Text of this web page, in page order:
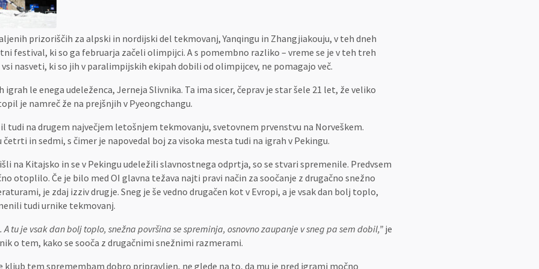
prizoriščih za alpski in nordijski del tekmovanj, Yanqingu in Zhangjiakouju, v teh dneh
festival, ki so ga februarja začeli olimpijci. A s pomembno razliko – vreme se je v teh treh
nasveti, ki so jih v paralimpijskih ekipah dobili od olimpijcev, ne pomagajo več.
le enega udeleženca, Jerneja Slivnika. Ta ima sicer, čeprav je star šele 21 let, že veliko
je namreč že na prejšnjih v Pyeongchangu.
tudi na drugem največjem letošnjem tekmovanju, svetovnem prvenstvu na Norveškem.
in sedmi, s čimer je napovedal boj za visoka mesta tudi na igrah v Pekingu.
na Kitajsko in se v Pekingu udeležili slavnostnega odprtja, so se stvari spremenile. Predvsem
otoplilo. Če je bilo med OI glavna težava najti pravi način za soočanje z drugačno snežno
je zdaj izziv drugje. Sneg je še vedno drugačen kot v Evropi, a je vsak dan bolj toplo,
tudi urnike tekmovanj.
tu je vsak dan bolj toplo, snežna površina se spreminja, osnovno zaupanje v sneg pa sem dobil,”je
o tem, kako se sooča z drugačnimi snežnimi razmerami.
tem spremembam dobro pripravljen, ne glede na to, da mu je pred igrami močno